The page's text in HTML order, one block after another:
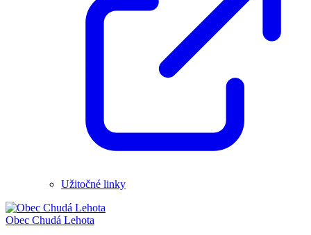
Užitočné linky
Obec Chudá Lehota